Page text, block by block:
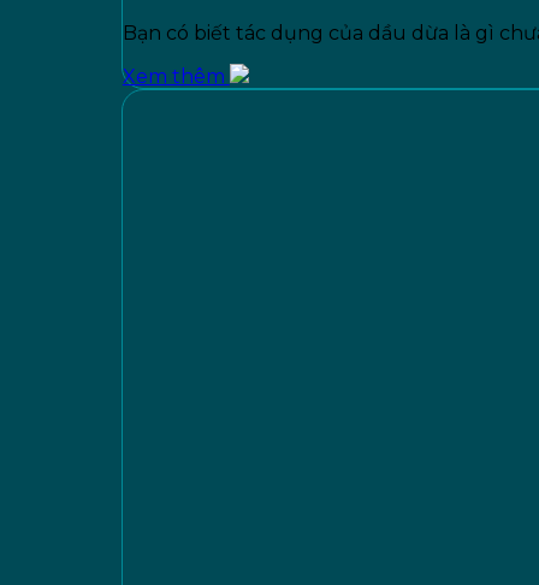
Bạn có biết tác dụng của dầu dừa là gì
Xem thêm